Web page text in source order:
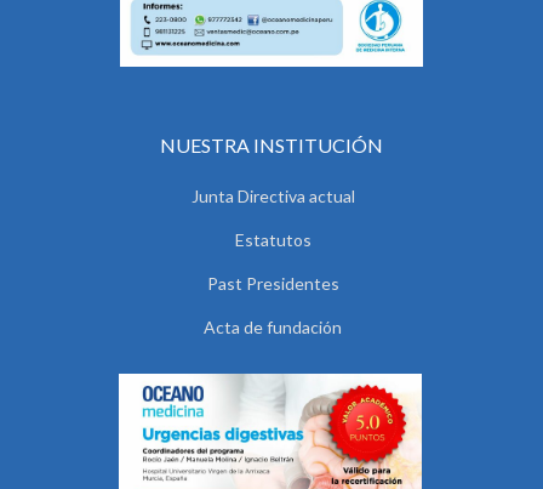
NUESTRA INSTITUCIÓN
Junta Directiva actual
Estatutos
Past Presidentes
Acta de fundación